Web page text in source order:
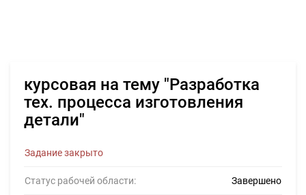
курсовая на тему "Разработка
тех. процесса изготовления
детали"
Задание закрыто
Статус рабочей области: Завершено